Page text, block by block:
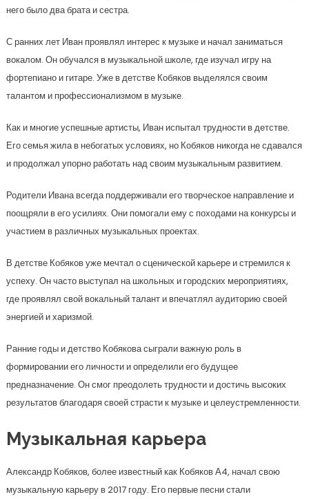
него было два брата и сестра.
С ранних лет Иван проявлял интерес к музыке и начал заниматься
вокалом. Он обучался в музыкальной школе, где изучал игру на
фортепиано и гитаре. Уже в детстве Кобяков выделялся своим
талантом и профессионализмом в музыке.
Как и многие успешные артисты, Иван испытал трудности в детстве.
Его семья жила в небогатых условиях, но Кобяков никогда не сдавался
и продолжал упорно работать над своим музыкальным развитием.
Родители Ивана всегда поддерживали его творческое направление и
поощряли в его усилиях. Они помогали ему с походами на конкурсы и
участием в различных музыкальных проектах.
В детстве Кобяков уже мечтал о сценической карьере и стремился к
успеху. Он часто выступал на школьных и городских мероприятиях,
где проявлял свой вокальный талант и впечатлял аудиторию своей
энергией и харизмой.
Ранние годы и детство Кобякова сыграли важную роль в
формировании его личности и определили его будущее
предназначение. Он смог преодолеть трудности и достичь высоких
результатов благодаря своей страсти к музыке и целеустремленности.
Музыкальная карьера
Александр Кобяков, более известный как Кобяков А4, начал свою
музыкальную карьеру в 2017 году. Его первые песни стали